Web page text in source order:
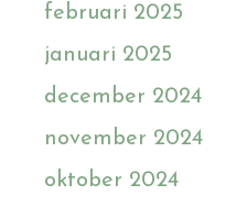
februari 2025
januari 2025
december 2024
november 2024
oktober 2024